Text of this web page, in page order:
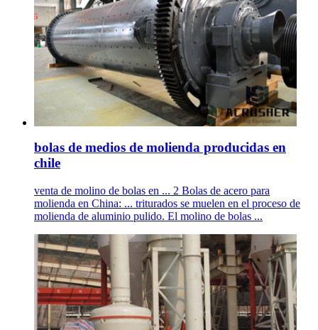
bolas de medios de molienda producidas en
chile
venta de molino de bolas en ... 2 Bolas de acero para
molienda en China: ... triturados se muelen en el proceso de
molienda de aluminio pulido. El molino de bolas ...